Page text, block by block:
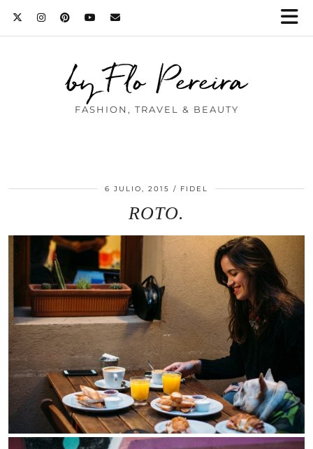
by Flo Pereira
FASHION, TRAVEL & BEAUTY
6 JULIO, 2015 FIDEL
ROTO.